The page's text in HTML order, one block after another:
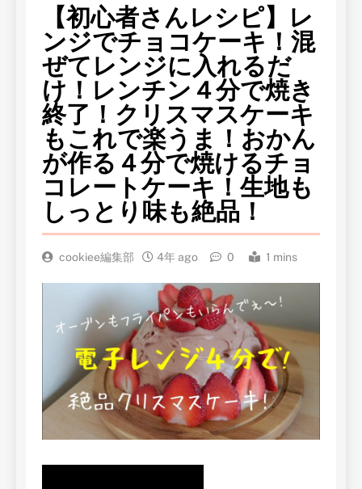
【初心者さんレシピ】レ
ンジでチョコケーキ！混
ぜてレンジに入れるだ
け！レンチン４分で焼き
終了！クリスマスケーキ
もこれで楽うま！おかん
が作る４分で焼けるチョ
コレートケーキ！生地も
しっとり味も絶品！
cookiee編集部 4年 ago 0 1 mins